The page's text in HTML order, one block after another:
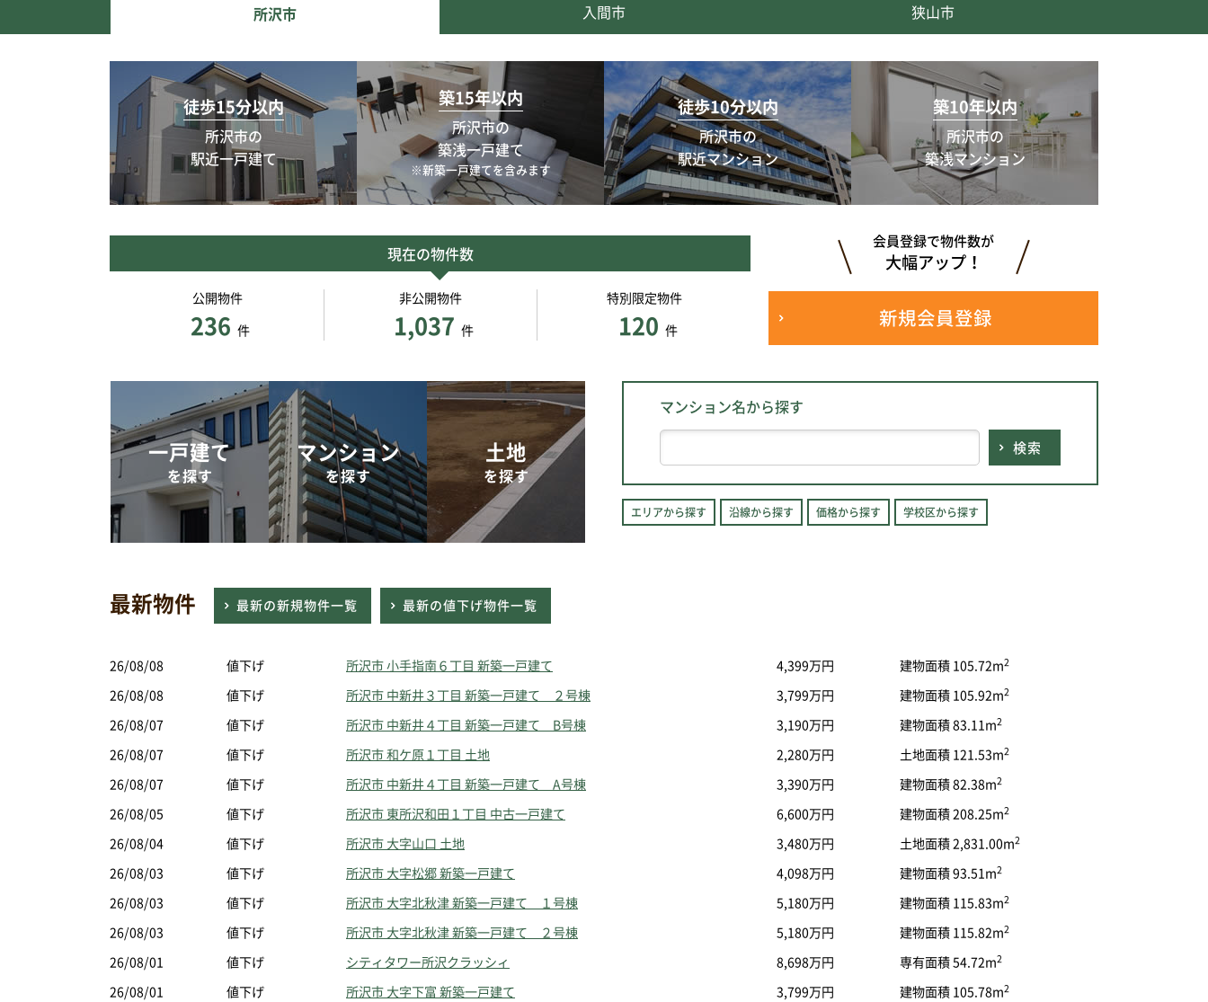
所沢市 入間市 狭山市
徒歩15分以内
所沢市の
駅近一戸建て
築15年以内
所沢市の
築浅一戸建て
※新築一戸建てを含みます
徒歩10分以内
所沢市の
駅近マンション
築10年以内
所沢市の
築浅マンション
現在の物件数
公開物件
236 件
非公開物件
1,037 件
特別限定物件
120 件
会員登録で物件数が
大幅アップ！
新規会員登録
一戸建て
を探す
マンション
を探す
土地
を探す
マンション名から探す
検索
エリアから探す 沿線から探す 価格から探す 学校区から探す
最新物件 最新の新規物件一覧 最新の値下げ物件一覧
26/08/08 値下げ 所沢市 小手指南６丁目 新築一戸建て 4,399万円 建物面積 105.72m2
26/08/08 値下げ 所沢市 中新井３丁目 新築一戸建て ２号棟 3,799万円 建物面積 105.92m2
26/08/07 値下げ 所沢市 中新井４丁目 新築一戸建て B号棟 3,190万円 建物面積 83.11m2
26/08/07 値下げ 所沢市 和ケ原１丁目 土地 2,280万円 土地面積 121.53m2
26/08/07 値下げ 所沢市 中新井４丁目 新築一戸建て A号棟 3,390万円 建物面積 82.38m2
26/08/05 値下げ 所沢市 東所沢和田１丁目 中古一戸建て 6,600万円 建物面積 208.25m2
26/08/04 値下げ 所沢市 大字山口 土地 3,480万円 土地面積 2,831.00m2
26/08/03 値下げ 所沢市 大字松郷 新築一戸建て 4,098万円 建物面積 93.51m2
26/08/03 値下げ 所沢市 大字北秋津 新築一戸建て １号棟 5,180万円 建物面積 115.83m2
26/08/03 値下げ 所沢市 大字北秋津 新築一戸建て ２号棟 5,180万円 建物面積 115.82m2
26/08/01 値下げ シティタワー所沢クラッシィ 8,698万円 専有面積 54.72m2
26/08/01 値下げ 所沢市 大字下富 新築一戸建て 3,799万円 建物面積 105.78m2